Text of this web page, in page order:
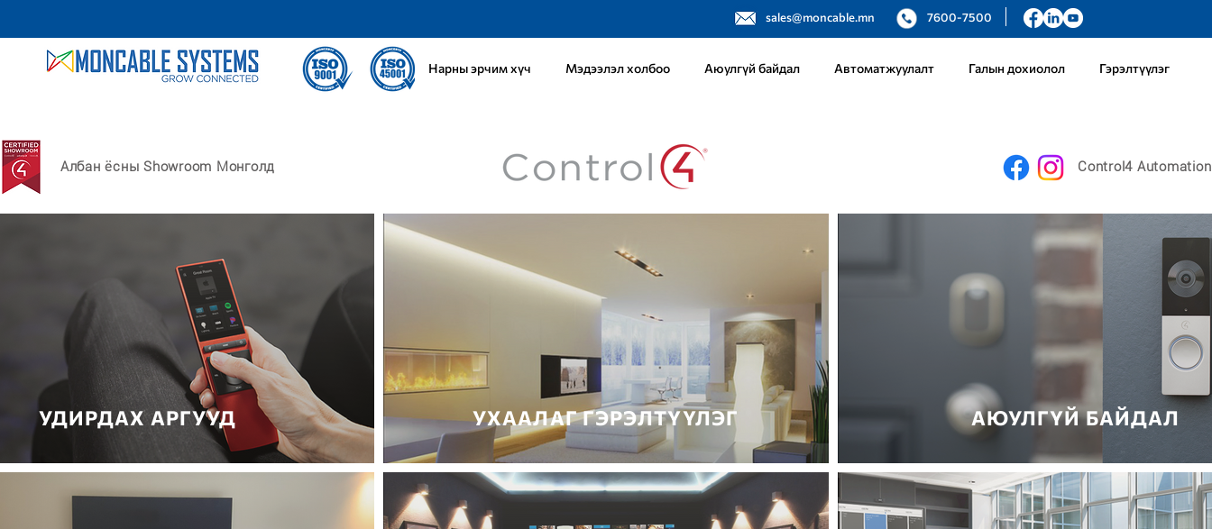
sales@moncable.mn 7600-7500
Нарны эрчим хүч Мэдээлэл холбоо Аюулгүй байдал Автоматжуулалт Галын дохиолол Гэрэлтүүлэг
Албан ёсны Showroom Монголд Control4
УДИРДАХ АРГУУД УХААЛАГ ГЭРЭЛТҮҮЛЭГ АЮУЛГҮЙ БАЙДАЛ